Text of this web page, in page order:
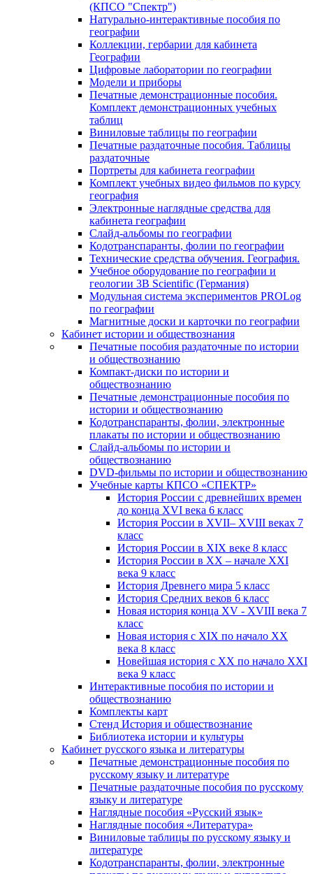
(КПСО "Спектр")
Натурально-интерактивные пособия по
географии
Коллекции, гербарии для кабинета
Географии
Цифровые лаборатории по географии
Модели и приборы
Печатные демонстрационные пособия.
Комплект демонстрационных учебных
таблиц
Виниловые таблицы по географии
Печатные раздаточные пособия. Таблицы
раздаточные
Портреты для кабинета географии
Комплект учебных видео фильмов по курсу
география
Электронные наглядные средства для
кабинета географии
Слайд-альбомы по географии
Кодотранспаранты, фолии по географии
Технические средства обучения. География.
Учебное оборудование по географии и
геологии 3B Scientific (Германия)
Модульная система экспериментов PROLog
по географии
Магнитные доски и карточки по географии
Кабинет истории и обществознания
Печатные пособия раздаточные по истории
и обществознанию
Компакт-диски по истории и
обществознанию
Печатные демонстрационные пособия по
истории и обществознанию
Кодотранспаранты, фолии, электронные
плакаты по истории и обществознанию
Слайд-альбомы по истории и
обществознанию
DVD-фильмы по истории и обществознанию
Учебные карты КПСО «СПЕКТР»
История России с древнейших времен
до конца XVI века 6 класс
История России в XVII– XVIII веках 7
класс
История России в XIX веке 8 класс
История России в XX – начале XXI
века 9 класс
История Древнего мира 5 класс
История Средних веков 6 класс
Новая история конца XV - XVIII века 7
класс
Новая история с XIX по начало XX
века 8 класс
Новейшая история с XX по начало XXI
века 9 класс
Интерактивные пособия по истории и
обществознанию
Комплекты карт
Стенд История и обществознание
Библиотека истории и культуры
Кабинет русского языка и литературы
Печатные демонстрационные пособия по
русскому языку и литературе
Печатные раздаточные пособия по русскому
языку и литературе
Наглядные пособия «Русский язык»
Наглядные пособия «Литература»
Виниловые таблицы по русскому языку и
литературе
Кодотранспаранты, фолии, электронные